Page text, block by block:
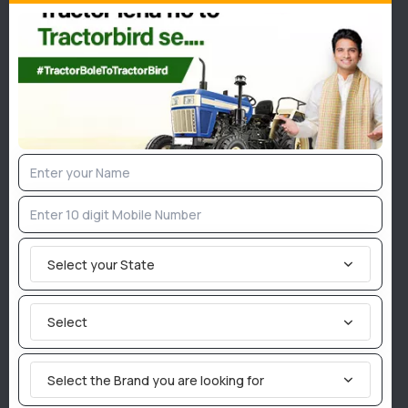
परिपक्वता निर्धारित की जाती है। जबफसल परिपक्व हो जाती है, पत्तियाँ
पीली पड़ जाती हैं और लगभग सूख जाती हैं। बाजरे के दाने
कठिन और दृढ़
हो जाते है। बाजरे की कटाई की सामान्य प्रथा में पहले बालियां काटी
जाती हैं और बाद में डंठल। डंठल (पुआल) को एक सप्ताह के बाद काटा
जाता है, सूखने दिया जाता है और फिर ढेर लगा दिया जाता है। 14% से
कम नमी को सूखा माना जाता है। लंबी अवधि के भंडारण (6 महीने से
अधिक) के लिए, अनाज नमी की मात्रा 12% से कम होनी चाहिए।
बाजरे की खेती के लिए आकस्मिक योजना
महाराष्ट्र, तमिलनाडु, आंध्र प्रदेश, कर्नाटक और पूर्वी राजस्थान में वर्षा
जल को उसी स्थान पर संरक्षित करने के लिए ग्रीष्मकाल में खेत की भारी
मिट्टी पर गहरी जुताई करें। एक व्यापक पंक्ति जहां वर्षा 400 mm से
कम है वहां 60 सेमी की दूरी की वकालत की जाती है। उपयुक्त
अंतरफसल अपनाएं, मानसून की देर से शुरुआत के तहत जल्दी परिपक्व
होने वाली संकर/मोती बाजरा के सम्मिश्र का चयन करे।
ये भी पढ़ें:तरबूज की खेती कब और कैसे की जाती है
Select your State
Select
Select the Brand you are looking for